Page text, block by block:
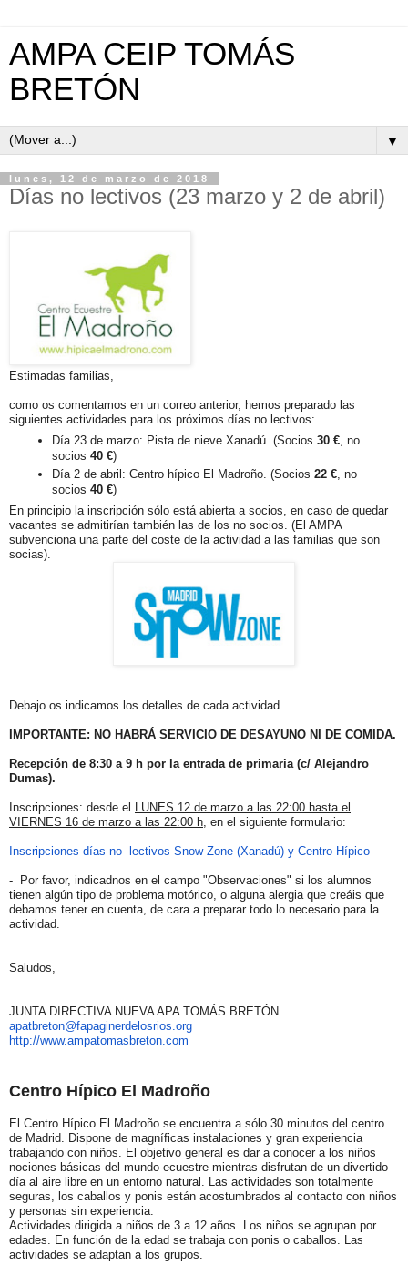
AMPA CEIP TOMÁS
BRETÓN
▼
lunes, 12 de marzo de 2018
Días no lectivos (23 marzo y 2 de abril)
Estimadas familias,
como os comentamos en un correo anterior, hemos preparado las
siguientes actividades para los próximos días no lectivos:
Día 23 de marzo: Pista de nieve Xanadú. (Socios 30 €, no
socios 40 €)
Día 2 de abril: Centro hípico El Madroño. (Socios 22 €, no
socios 40 €)
En principio la inscripción sólo está abierta a socios, en caso de quedar
vacantes se admitirían también las de los no socios. (El AMPA
subvenciona una parte del coste de la actividad a las familias que son
socias).
Debajo os indicamos los detalles de cada actividad.
IMPORTANTE: NO HABRÁ SERVICIO DE DESAYUNO NI DE COMIDA.
Recepción de 8:30 a 9 h por la entrada de primaria (c/ Alejandro
Dumas).
Inscripciones: desde el LUNES 12 de marzo a las 22:00 hasta el
VIERNES 16 de marzo a las 22:00 h , en el siguiente formulario:
Inscripciones días no lectivos Snow Zone (Xanadú) y Centro Hípico
- Por favor, indicadnos en el campo "Observaciones" si los alumnos
tienen algún tipo de problema motórico, o alguna alergia que creáis que
debamos tener en cuenta, de cara a preparar todo lo necesario para la
actividad.
Saludos,
JUNTA DIRECTIVA NUEVA APA TOMÁS BRETÓN
apatbreton@fapaginerdelosrios. org
http://www.ampatomasbreton.com
Centro Hípico El Madroño
El Centro Hípico El Madroño se encuentra a sólo 30 minutos del centro
de Madrid. Dispone de magníficas instalaciones y gran experiencia
trabajando con niños. El objetivo general es dar a conocer a los niños
nociones básicas del mundo ecuestre mientras disfrutan de un divertido
día al aire libre en un entorno natural. Las actividades son totalmente
seguras, los caballos y ponis están acostumbrados al contacto con niños
y personas sin experiencia.
Actividades dirigida a niños de 3 a 12 años. Los niños se agrupan por
edades. En función de la edad se trabaja con ponis o caballos. Las
actividades se adaptan a los grupos.